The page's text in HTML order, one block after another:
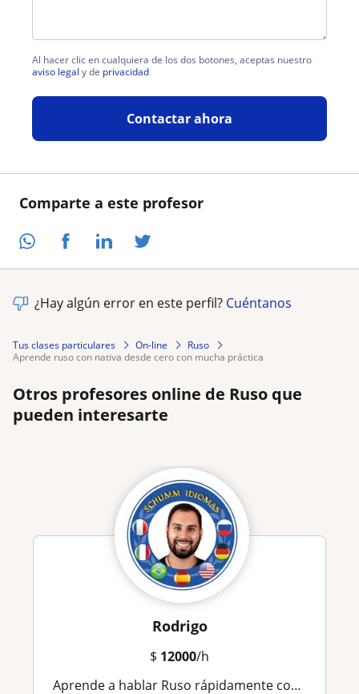
Comparte a este profesor
Al hacer clic en cualquiera de los dos botones, aceptas nuestro
aviso legal y de privacidad
Contactar ahora
¿Hay algún error en este perfil? Cuéntanos
Tus clases particulares On-line
Ruso
aprende ruso con nativa desde cero con mucha práctica
Otros profesores online de Ruso que
pueden interesarte
Rodrigo
$ 12000/h
Aprende a hablar Ruso rápidamente con clases online didácticas y entretenidas!